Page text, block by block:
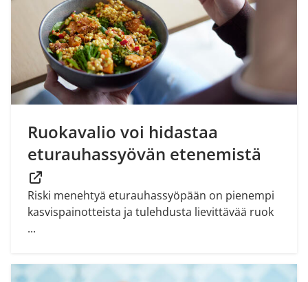
Ruokavalio voi hidastaa
eturauhassyövän etenemistä
Riski menehtyä eturauhassyöpään on pienempi
kasvispainotteista ja tulehdusta lievittävää ruok
...